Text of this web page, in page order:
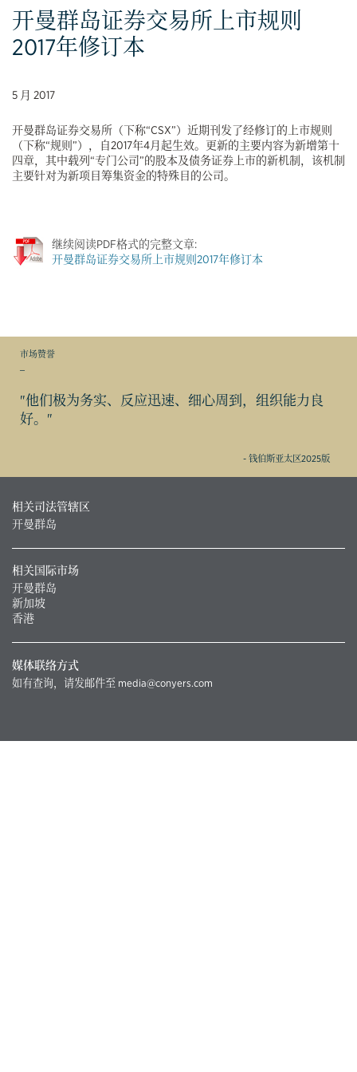
开曼群岛证券交易所上市规则
2017年修订本
5 月 2017
开曼群岛证券交易所（下称“CSX”）近期刊发了经修订的上市规则
（下称“规则”），自2017年4月起生效。更新的主要内容为新增第十
四章，其中载列“专门公司”的股本及债务证券上市的新机制，该机制
主要针对为新项目筹集资金的特殊目的公司。
继续阅读PDF格式的完整文章:
开曼群岛证券交易所上市规则2017年修订本
市场赞誉
"他们极为务实、反应迅速、细心周到，组织能力良
好。"
- 钱伯斯亚太区2025版
相关司法管辖区
开曼群岛
相关国际市场
开曼群岛
新加坡
香港
媒体联络方式
如有查询，请发邮件至 media@conyers.com